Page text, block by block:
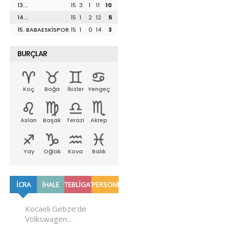
13.
15 3 1 11
10
14.
LÜLEBURGAZSPOR
15 1 2 12
5
15. BABAESKİSPOR 15 1 0 14 3
BURÇLAR
Koç Boğa İkizler Yengeç
Aslan Başak Terazi Akrep
Yay Oğlak Kova Balık